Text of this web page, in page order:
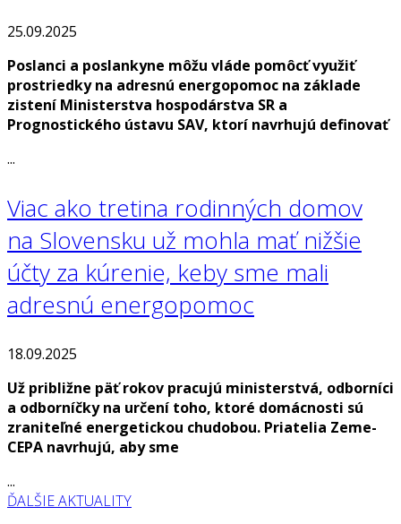
25.09.2025
Poslanci a poslankyne môžu vláde pomôcť využiť
prostriedky na adresnú energopomoc na základe
zistení Ministerstva hospodárstva SR a
Prognostického ústavu SAV, ktorí navrhujú definovať
...
Viac ako tretina rodinných domov
na Slovensku už mohla mať nižšie
účty za kúrenie, keby sme mali
adresnú energopomoc
18.09.2025
Už približne päť rokov pracujú ministerstvá, odborníci
a odborníčky na určení toho, ktoré domácnosti sú
zraniteľné energetickou chudobou. Priatelia Zeme-
CEPA navrhujú, aby sme
...
ĎALŠIE AKTUALITY